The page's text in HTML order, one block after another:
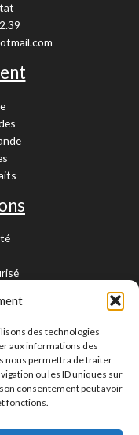
des technologies
aux informations des
nous permettra de traiter
ou les ID uniques sur
consentement peut avoir
fonctions.